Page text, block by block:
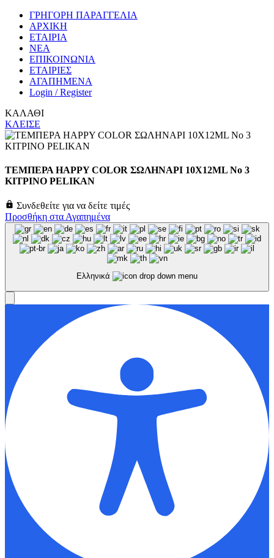
ΓΡΗΓΟΡΗ ΠΑΡΑΓΓΕΛΙΑ
ΑΡΧΙΚΗ
ΕΤΑΙΡΙΑ
ΝΕΑ
ΕΠΙΚΟΙΝΩΝΙΑ
ΕΤΑΙΡΙΕΣ
ΑΓΑΠΗΜΕΝΑ
Login / Register
ΚΑΛΑΘΙ
ΚΛΕΙΣΕ
ΤΕΜΠΕΡΑ HAPPY COLOR ΣΩΛΗΝΑΡΙ 10X12ML No 3
ΚΙΤΡΙΝΟ PELIKAN
Συνδεθείτε για να δείτε τιμές
Προσθήκη στα Αγαπημένα
Ελληνικά